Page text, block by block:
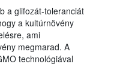
a glifozát-toleranciát
a kultúrnövény
ami
megmarad. A
technológiával